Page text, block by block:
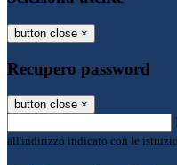
button close ×
Recupero password
button close ×
all'indirizzo indicato con le